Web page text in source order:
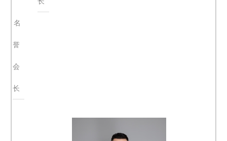
名
誉
会
长